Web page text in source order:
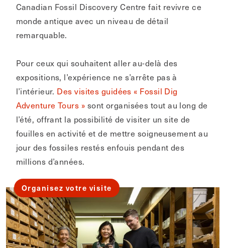
Canadian Fossil Discovery Centre fait revivre ce
monde antique avec un niveau de détail
remarquable.
Pour ceux qui souhaitent aller au-delà des
expositions, l’expérience ne s’arrête pas à
l’intérieur. Des visites guidées « Fossil Dig
Adventure Tours » sont organisées tout au long de
l’été, offrant la possibilité de visiter un site de
fouilles en activité et de mettre soigneusement au
jour des fossiles restés enfouis pendant des
millions d’années.
Organisez votre visite